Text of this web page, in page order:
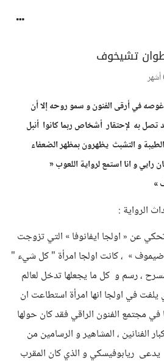
تشيخوف
في أرقى الفنون و سمو روحه إلا أن
تصل به لإحتقار أشخاص ربما كانوا أنبل
و التشبث يظهرون بمظهر الضعفاء
رايي و انا استمع لرواية اللعوب «
»
الرواية :
عن « اولجا ايفانوفا » التي تزوجت
» ، كانت اولجا امرأة " كل شيء "
، رسم و كل ما يجعلها تدخل لعالم
يلفت في اولجا انها امرأة استطاعت ان
مجتمع الفنون الراقي فقد كان حولها
الفنانين ، المشاهير و الرسامين من
ريابوفيسكي و الذي كان المقرب